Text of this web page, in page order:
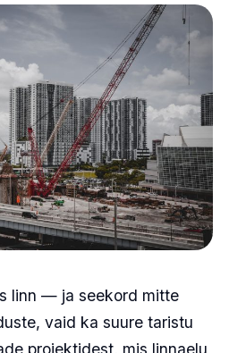
linn — ja seekord mitte
vaid ka suure taristu
projektidest, mis linnaelu